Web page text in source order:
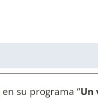
en su programa “Un